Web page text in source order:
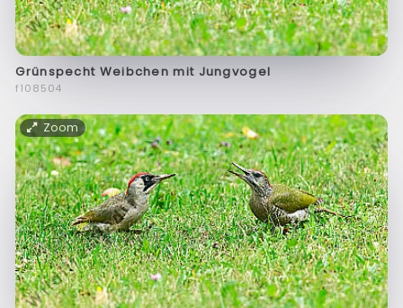
Grünspecht Weibchen mit Jungvogel
f108504
Zoom